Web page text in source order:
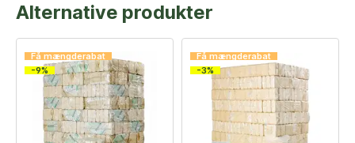
Alternative produkter
Få mængderabat
-9%
Få mængderabat
-3%